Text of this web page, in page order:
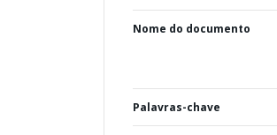
Nome do documento
Palavras-chave